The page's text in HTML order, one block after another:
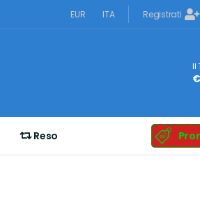
EUR ITA Registrati
Il
Reso